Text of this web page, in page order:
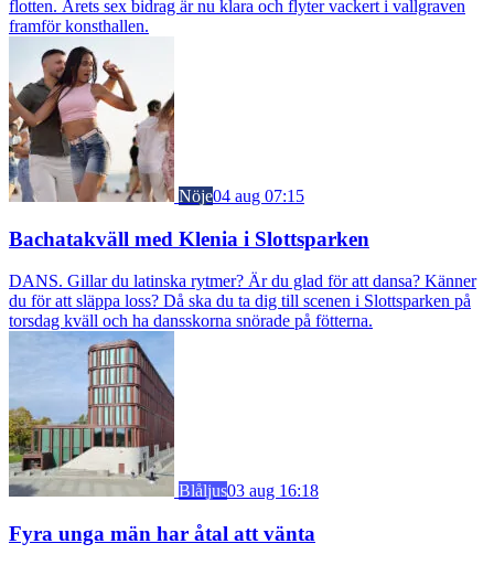
flotten. Årets sex bidrag är nu klara och flyter vackert i vallgraven
framför konsthallen.
Nöje04 aug 07:15
Bachatakväll med Klenia i Slottsparken
DANS. Gillar du latinska rytmer? Är du glad för att dansa? Känner
du för att släppa loss? Då ska du ta dig till scenen i Slottsparken på
torsdag kväll och ha dansskorna snörade på fötterna.
Blåljus03 aug 16:18
Fyra unga män har åtal att vänta